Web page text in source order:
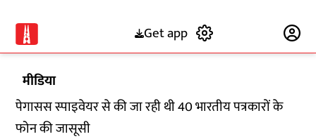
Get app
मीडिया
पेगासस स्पाइवेयर से की जा रही थी 40 भारतीय पत्रकारों के
फोन की जासूसी